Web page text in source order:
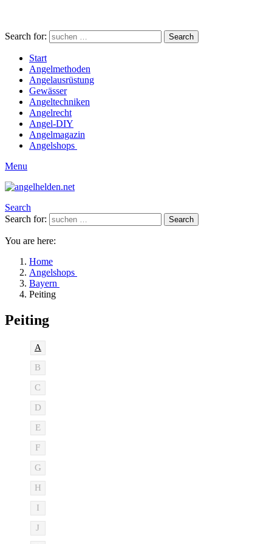
Search for: Search
Start
Angelmethoden
Angelausrüstung
Gewässer
Angeltechniken
Angelrecht
Angel-DIY
Angelmagazin
Angelshops
Menu
Search
Search for:
Search
You are here:
Home
Angelshops
Bayern
Peiting
Peiting
A
B
C
D
E
F
G
H
I
J